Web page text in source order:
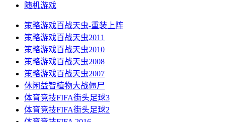
随机游戏
策略游戏百战天虫-重装上阵
策略游戏百战天虫2011
策略游戏百战天虫2010
策略游戏百战天虫2008
策略游戏百战天虫2007
休闲益智植物大战僵尸
体育竞技FIFA街头足球3
体育竞技FIFA街头足球2